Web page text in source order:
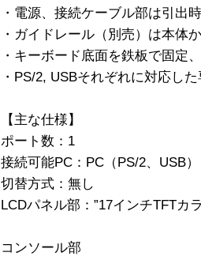
・電源、接続ケーブル部は引出
・ガイドレール（別売）は本体
・キーボード底面を鉄板で固定
・PS/2, USBそれぞれに対応し
【主な仕様】
ポート数：1
接続可能PC：PC（PS/2、USB）
切替方式：無し
LCDパネル部：”17インチTFT
コンソール部